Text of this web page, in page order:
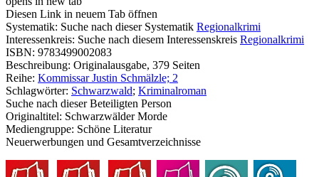
Diesen Link in neuem Tab öffnen
Systematik: Suche nach dieser Systematik Regionalkrimi
Interessenkreis: Suche nach diesem Interessenskreis Regionalkrimi
ISBN: 9783499002083
Beschreibung: Originalausgabe, 379 Seiten
Reihe: Kommissar Justin Schmälzle; 2
Schlagwörter: Schwarzwald; Kriminalroman
Suche nach dieser Beteiligten Person
Originaltitel: Schwarzwälder Morde
Mediengruppe: Schöne Literatur
Neuerwerbungen und Gesamtverzeichnisse